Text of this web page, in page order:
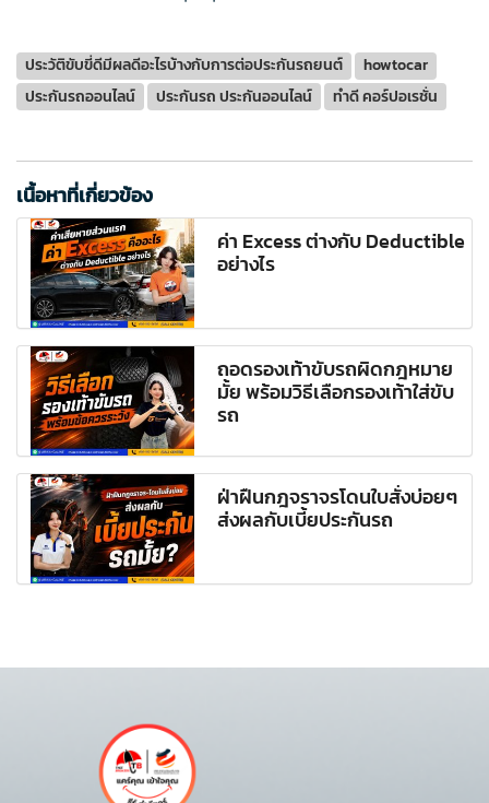
ประวัติขับขี่ดีมีผลดีอะไรบ้างกับการต่อประกันรถยนต์
howtocar
ประกันรถออนไลน์
ประกันรถ ประกันออนไลน์ ทำดี คอร์ปอเรชั่น
เนื้อหาที่เกี่ยวข้อง
ค่า Excess ต่างกับ Deductible
อย่างไร
ถอดรองเท้าขับรถผิดกฎหมาย
มั้ย พร้อมวิธีเลือกรองเท้าใส่ขับ
รถ
ฝ่าฝืนกฎจราจรโดนใบสั่งบ่อยๆ
ส่งผลกับเบี้ยประกันรถ